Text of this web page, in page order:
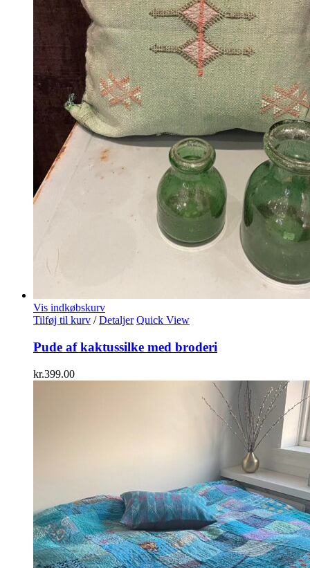
Vis indkøbskurv
Tilføj til kurv / Detaljer Quick View
Pude af kaktussilke med broderi
kr.399.00